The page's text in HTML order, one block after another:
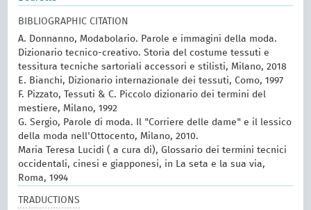
BIBLIOGRAPHIC CITATION
A. Donnanno, Modabolario. Parole e immagini della moda.
Dizionario tecnico-creativo. Storia del costume tessuti e
tessitura tecniche sartoriali accessori e stilisti, Milano, 2018
E. Bianchi, Dizionario internazionale dei tessuti, Como, 1997
F. Pizzato, Tessuti & C. Piccolo dizionario dei termini del
mestiere, Milano, 1992
G. Sergio, Parole di moda. Il "Corriere delle dame" e il lessico
della moda nell'Ottocento, Milano, 2010.
Maria Teresa Lucidi ( a cura di), Glossario dei termini tecnici
occidentali, cinesi e giapponesi, in La seta e la sua via,
Roma, 1994
TRADUCTIONS